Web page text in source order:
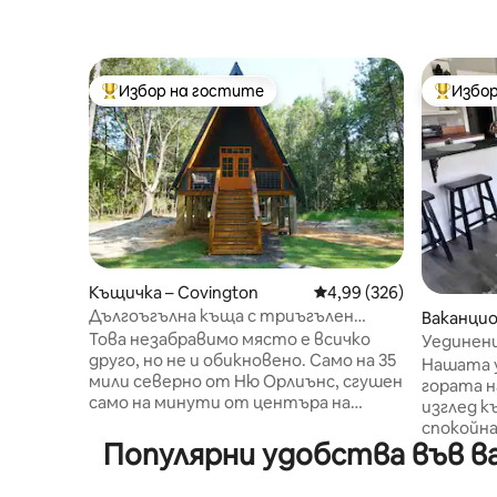
Най-популярен избор на гостите
Избор на гостите
Къщичка – Covington Средна оценка: 4,99
4,99 (326)
Дългоъгълна къща с триъгълен
покрив
Това незабравимо място е всичко
друго, но не и обикновено. Само на 35
мили северно от Ню Орлиънс, сгушен
само на минути от центъра на
Нортшор може да предложи. Музика
на живо, изискани заведения за
Най-
gton
вила
вана
Нашата
гората
изглед
покрай
Популярни удобства във